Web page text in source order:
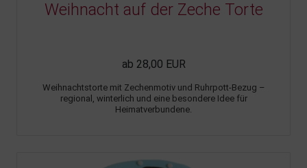
Weihnacht auf der Zeche Torte
ab 28,00 EUR
Weihnachtstorte mit Zechenmotiv und Ruhrpott-Bezug –
regional, winterlich und eine besondere Idee für
Heimatverbundene.